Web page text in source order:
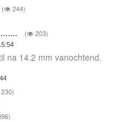
( 244)
( 203)
na 14.2 mm vanochtend.